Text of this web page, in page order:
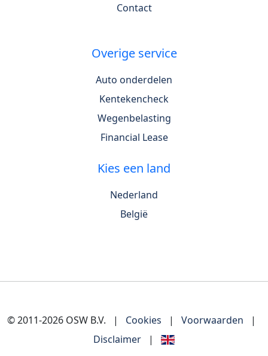
Contact
Overige service
Auto onderdelen
Kentekencheck
Wegenbelasting
Financial Lease
Kies een land
Nederland
België
© 2011-2026 OSW B.V. | Cookies | Voorwaarden
|
Disclaimer
|